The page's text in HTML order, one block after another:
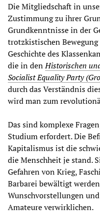
Die Mitgliedschaft in
Zustimmung zu ihrer
Grundkenntnisse in der
trotzkistischen
Geschichte des
die in denHistorischen
Socialist Equality Party
durch das Verständnis
wird man zum
Das sind komplexe
Studium erfordert. Die
Kapitalismus ist die
die Menschheit je stand.
Gefahren von Krieg,
Barbarei bewältigt
Wunschvorstellungen
Amateure verwirklichen.